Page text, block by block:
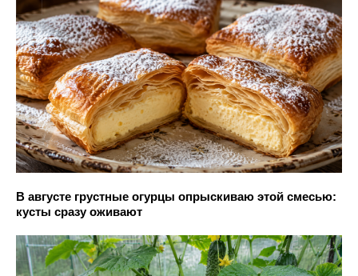
В августе грустные огурцы опрыскиваю этой смесью:
кусты сразу оживают